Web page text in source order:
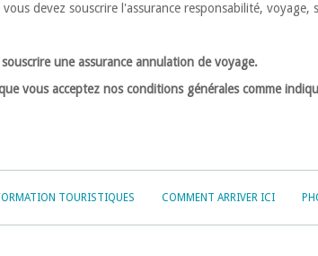
devez souscrire l'assurance responsabilité,
une assurance annulation de voyage.
vous acceptez nos conditions générales comme
TOURISTIQUES COMMENT ARRIVER ICI